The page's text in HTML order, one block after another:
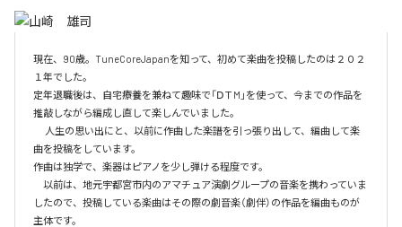
現在、90歳。TuneCoreJapanを知って、初めて楽曲を投稿したのは２０２
１年でした。
定年退職後は、自宅療養を兼ねて趣味で「ⅮＴM」を使って、今までの作品を
推敲しながら編成し直して楽しんでいました。
人生の思い出にと、以前に作曲した楽譜を引っ張り出して、編曲して楽
曲を投稿をしています。
作曲は独学で、楽器はピアノを少し弾ける程度です。
以前は、地元宇都宮市内のアマチュア演劇グループの音楽を携わっていま
したので、投稿している楽曲はその際の劇音楽（劇伴）の作品を編曲ものが
主体です。